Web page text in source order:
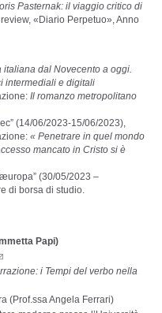
Pasternak: il viaggio critico di
«Diario Perpetuo», Anno
italiana dal Novecento a oggi.
intermediali e digitali
Il romanzo metropolitano
(14/06/2023-15/06/2023),
« Penetrare in quel mondo
mancato in Cristo si è
(30/05/2023 –
di borsa di studio.
Papi)
i Tempi del verbo nella
(Prof.ssa Angela Ferrari)